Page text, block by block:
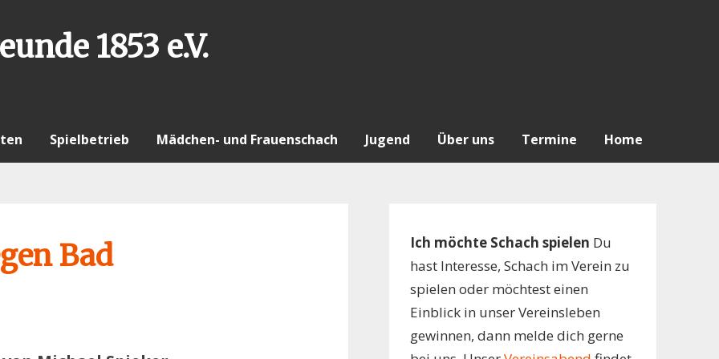
1853 e.V.
Spielbetrieb Mädchen- und Frauenschach Jugend Über uns Termine Home
Bad
Ich möchte Schach spielen Du
hast Interesse, Schach im Verein zu
spielen oder möchtest einen
Einblick in unser Vereinsleben
gewinnen, dann melde dich gerne